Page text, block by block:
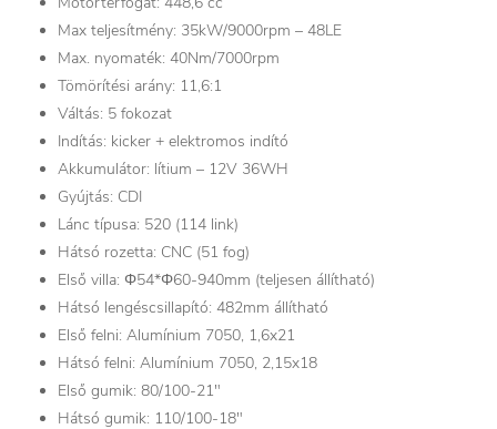
Max teljesítmény: 35kW/9000rpm – 48LE
Max. nyomaték: 40Nm/7000rpm
Tömörítési arány: 11,6:1
Váltás: 5 fokozat
Indítás: kicker + elektromos indító
Akkumulátor: lítium – 12V 36WH
Gyújtás: CDI
Lánc típusa: 520 (114 link)
Hátsó rozetta: CNC (51 fog)
Első villa: Φ54*Φ60-940mm (teljesen állítható)
Hátsó lengéscsillapító: 482mm állítható
Első felni: Alumínium 7050, 1,6x21
Hátsó felni: Alumínium 7050, 2,15x18
Első gumik: 80/100-21"
Hátsó gumik: 110/100-18"